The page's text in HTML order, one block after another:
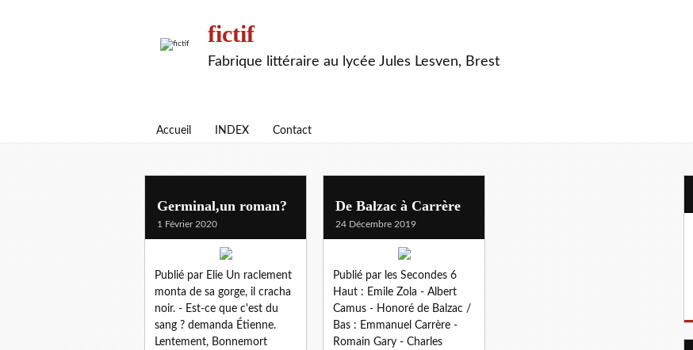
fictif
Fabrique littéraire au lycée Jules Lesven, Brest
Accueil INDEX Contact
emile zola
Germinal,un roman?
1 Février 2020
Publié par Elie Un raclement
monta de sa gorge, il cracha
noir. - Est-ce que c'est du
sang ? demanda Étienne.
Lentement, Bonnemort
De Balzac à Carrère
24 Décembre 2019
Publié par les Secondes 6
Haut : Emile Zola - Albert
Camus - Honoré de Balzac /
Bas : Emmanuel Carrère -
Romain Gary - Charles